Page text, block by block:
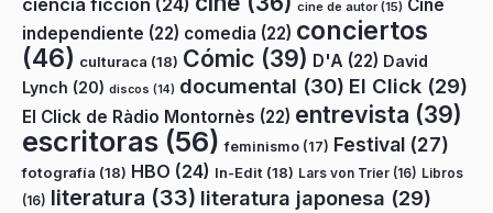
ciencia ficción (24) cine de autor(15) Cine
independiente (22) comedia (22) conciertos
(46) culturaca (18) Cómic (39) D'A (22) David
Lynch (20) discos (14) documental (30) El Click (29)
El Click de Ràdio Montornès (22) entrevista (39)
escritoras (56) feminismo (17) Festival (27)
fotografía (18) HBO (24) In-Edit (18) Lars von Trier (16) Libros
(16) literatura (33) literatura japonesa (29)